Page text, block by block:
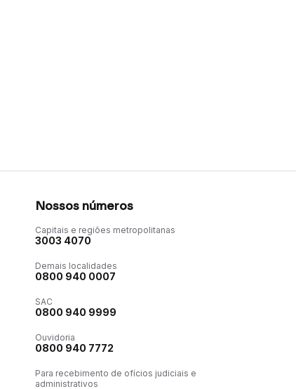
Nossos números
Capitais e regiões metropolitanas
3003 4070
Demais localidades
0800 940 0007
SAC
0800 940 9999
Ouvidoria
0800 940 7772
Para recebimento de ofícios judiciais e
administrativos